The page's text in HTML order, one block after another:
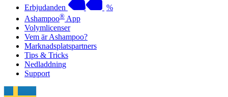
Erbjudanden
%
Ashampoo® App
Volymlicenser
Vem är Ashampoo?
Marknadsplatspartners
Tips & Tricks
Nedladdning
Support